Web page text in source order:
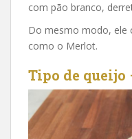
com pão branco,
Do mesmo modo, ele
como o Merlot.
Tipo de queijo